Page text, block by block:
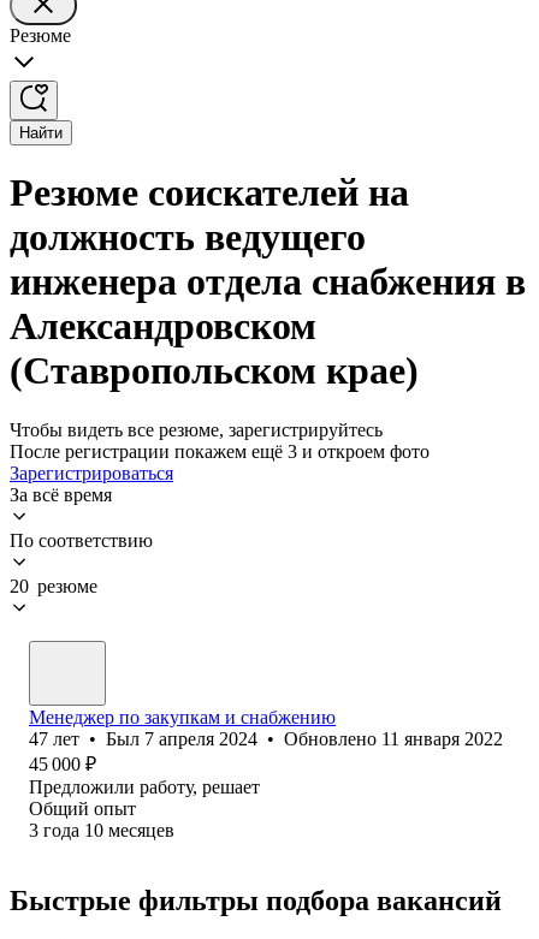
Резюме
Найти
Резюме соискателей на
должность ведущего
инженера отдела снабжения в
Александровском
(Ставропольском крае)
Чтобы видеть все резюме, зарегистрируйтесь
После регистрации покажем ещё 3 и откроем фото
Зарегистрироваться
За всё время
По соответствию
20 резюме
Менеджер по закупкам и снабжению
47 лет • Был 7 апреля 2024 • Обновлено 11 января 2022
45 000 ₽
Предложили работу, решает
Общий опыт
3 года 10 месяцев
Быстрые фильтры подбора вакансий